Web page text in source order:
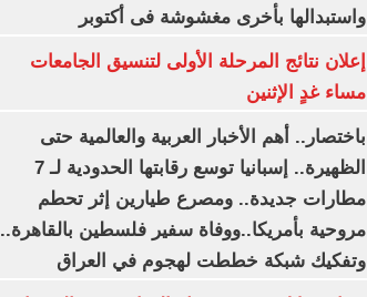
واستبدالها بأخرى مغشوشة فى أكتوبر
إعلان نتائج المرحلة الأولى لتنسيق الجامعات
مساء غدٍ الإثنين
باختصار.. أهم الأخبار العربية والعالمية حتى
الظهيرة.. إسبانيا توسع رقابتها الحدودية لـ 7
مطارات جديدة.. ومصرع طيارين إثر تحطم
مروحية بأمريكا..ووفاة سفير فلسطين بالقاهرة..
وتفكيك شبكة خططت لهجوم في العراق